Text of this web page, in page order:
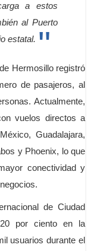
a estos
al Puerto
estatal.
Hermosillo registró
de pasajeros, al
Actualmente,
vuelos directos a
Guadalajara,
y Phoenix, lo que
conectividad y
de Ciudad
por ciento en la
usuarios durante el